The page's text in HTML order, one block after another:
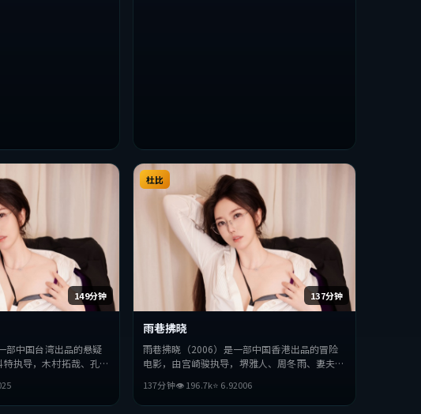
149分钟
部中国台湾出品的悬疑
执导，木村拓哉、孔
奏张弛有度，适合喜欢
。
137分钟
杜比
雨巷拂晓
雨巷拂晓（2006）是一部中国香港出品的冒险
电影，由宫崎骏执导，堺雅人、周冬雨、妻夫木
人性与抉择，节奏张弛有度，适合喜欢该类型的
观众完整观看。
137分钟👁196.7k⭐ 6.92006